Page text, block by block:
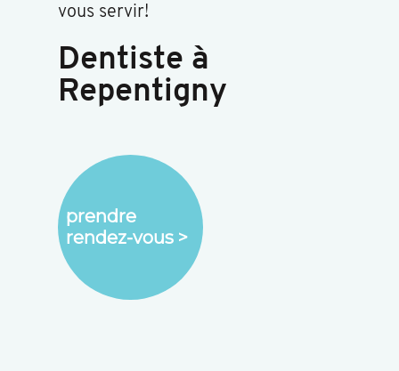
vous servir!
Dentiste à
Repentigny
prendre
rendez-vous >